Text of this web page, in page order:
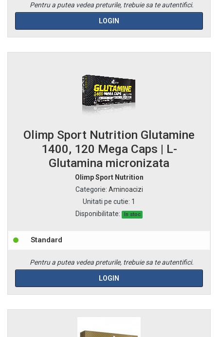
Pentru a putea vedea preturile, trebuie sa te autentifici.
LOGIN
Olimp Sport Nutrition Glutamine
1400, 120 Mega Caps | L-
Glutamina micronizata
Olimp Sport Nutrition
Categorie: Aminoacizi
Unitati pe cutie: 1
Disponibilitate:
In stoc
Standard
Pentru a putea vedea preturile, trebuie sa te autentifici.
LOGIN